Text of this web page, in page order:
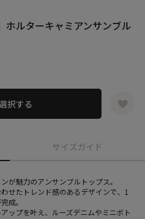
ホルターキャミアンサンブル
択する
サイズガイド
が魅力のアンサンブルトップス。
せたトレンド感のあるデザインで、1
成。
ップを叶え、ルーズデニムやミニボト